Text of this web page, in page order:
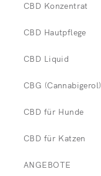
CBD Konzentrat
CBD Hautpflege
CBD Liquid
CBG (Cannabigerol)
CBD für Hunde
CBD für Katzen
ANGEBOTE